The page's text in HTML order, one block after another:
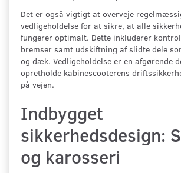
Det er også vigtigt at overveje
vedligeholdelse for at sikre, at alle
fungerer optimalt. Dette inkluderer
bremser samt udskiftning af slidte dele
og dæk. Vedligeholdelse er en afgørende
opretholde kabinescooterens
på vejen.
Indbygget
sikkerhedsdesign:
og karosseri